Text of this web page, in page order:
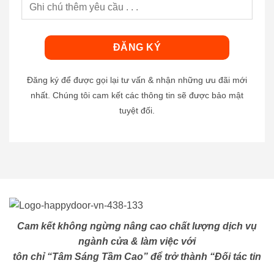
Đăng ký để được gọi lại tư vấn & nhận những ưu đãi mới
nhất. Chúng tôi cam kết các thông tin sẽ được bảo mật
tuyệt đối.
Cam kết không ngừng nâng cao chất lượng dịch vụ
ngành cửa & làm việc với
tôn chỉ “Tâm Sáng Tầm Cao” để trở thành “Đối tác tin